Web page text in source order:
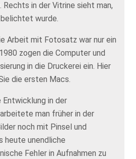
in der Vitrine sieht man,
wurde.
Arbeit mit Fotosatz war nur ein
zogen die Computer und
in die Druckerei ein. Hier
die ersten Macs.
Entwicklung in der
man früher in der
noch mit Pinsel und
heute unendliche
Fehler in Aufnahmen zu